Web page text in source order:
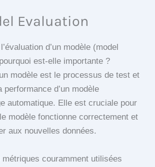
Evaluation
d’un modèle (model
est-elle importante ?
modèle est le processus de test et
performance d’un modèle
automatique. Elle est cruciale pour
modèle fonctionne correctement et
aux nouvelles données.
couramment utilisées